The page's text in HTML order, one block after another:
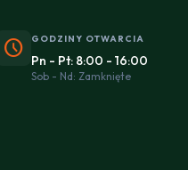
schedule GODZINY OTWARCIA
Pn - Pt: 8:00 - 16:00
Sob - Nd: Zamknięte